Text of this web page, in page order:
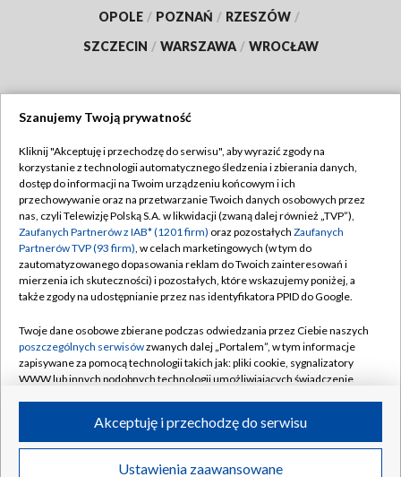
OPOLE / POZNAŃ / RZESZÓW /
SZCZECIN / WARSZAWA / WROCŁAW
TVP
Abonament TVP
Emisja w TVP
Centrum informacji TVP
Naziemna Telewizja Cyfrowa
Rada Programowa
System NOS
Informacje o nadawcy
Program dla prasy
Regulamin TVP
Polityka prywatności
Moje zgody
Pomoc
Kontakt
Kanały
©2026 Telewizja Polska S.A. w likwidacji
Szanujemy Twoją prywatność
Kliknij "Akceptuję i przechodzę do serwisu", aby wyrazić zgody na
korzystanie z technologii automatycznego śledzenia i zbierania danych,
dostęp do informacji na Twoim urządzeniu końcowym i ich
przechowywanie oraz na przetwarzanie Twoich danych osobowych przez
nas, czyli Telewizję Polską S.A. w likwidacji (zwaną dalej również „TVP”),
Zaufanych Partnerów z IAB* (1201 firm) oraz pozostałych Zaufanych
Partnerów TVP (93 firm), w celach marketingowych (w tym do
zautomatyzowanego dopasowania reklam do Twoich zainteresowań i
mierzenia ich skuteczności) i pozostałych, które wskazujemy poniżej, a
także zgody na udostępnianie przez nas identyfikatora PPID do Google.
Twoje dane osobowe zbierane podczas odwiedzania przez Ciebie naszych
poszczególnych serwisówzwanych dalej „Portalem”, w tym informacje
zapisywane za pomocą technologii takich jak: pliki cookie, sygnalizatory
WWW lub innych podobnych technologii umożliwiających świadczenie
ruchu w Internecie.
Twoje dane osobowe zbierane podczas odwiedzania przez Ciebie
Ustawienia zaawansowane
Akceptuję i przechodzę do serwisu